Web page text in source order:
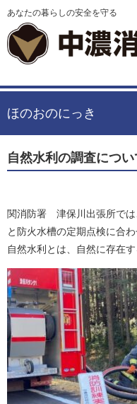
あなたの暮らしの安全を守る
ほのおのにっき
自然水利の調査につい
関消防署 津保川出張所では
と防火水槽の定期点検に合
自然水利とは、自然に存在